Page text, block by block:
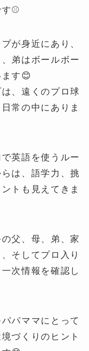
⚾️
が身近にあり、
弟はボールボー
す😊
、遠くのプロ球
常の中にありま
英語を使うルー
は、語学力、挑
トも見えてきま
父、母、弟、家
そしてプロ入り
次情報を確認し
パママにとって
づくりのヒント